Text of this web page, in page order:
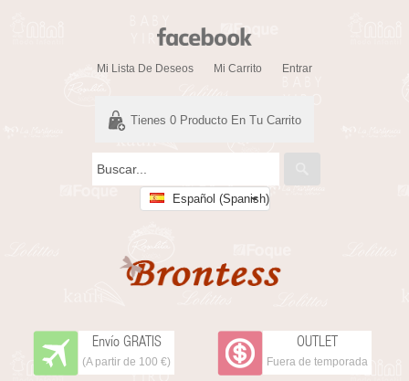
Mi Lista De Deseos Mi Carrito Entrar
Tienes 0 Producto En Tu Carrito
Español (Spanish)
Envío GRATIS
(A partir de 100 €)
OUTLET
Fuera de temporada